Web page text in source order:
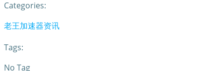
Categories:
老王加速器资讯
Tags:
No Tag